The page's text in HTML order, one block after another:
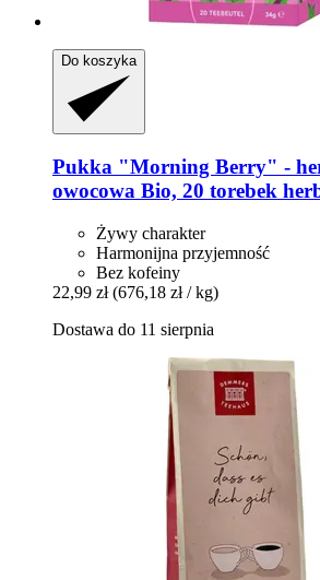
Do koszyka
Pukka "Morning Berry" -​
owocowa Bio, 20 torebek
Żywy charakter
Harmonijna przyjemność
Bez kofeiny
22,99 zł (676,18 zł / kg)
Dostawa do 11 sierpnia